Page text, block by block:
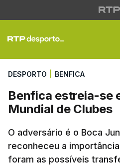
Benfica
DESPORTO BENFICA
Benfica estreia-se
Mundial de Clubes
O adversário é o Boca
reconheceu a
foram as possíveis